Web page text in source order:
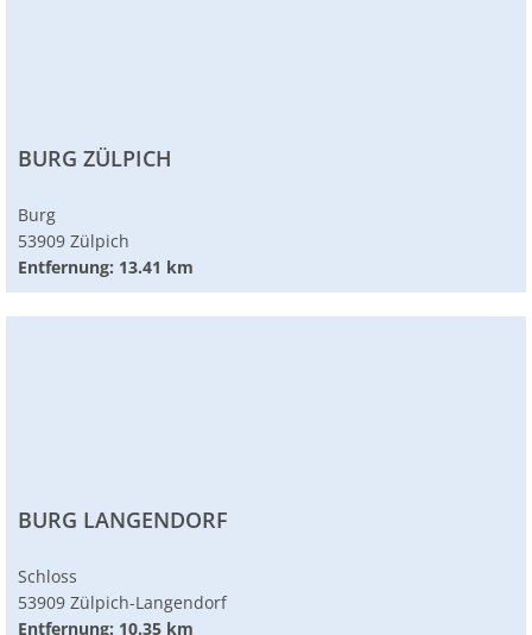
BURG ZÜLPICH
Burg
53909 Zülpich
Entfernung: 13.41 km
BURG LANGENDORF
Schloss
53909 Zülpich-Langendorf
Entfernung: 10.35 km